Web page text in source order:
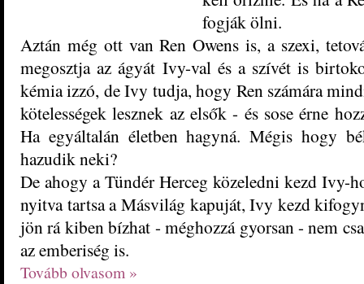
fogják ölni.
Aztán még ott van Ren Owens is, a szexi,
megosztja az ágyát Ivy-val és a szívét is
kémia izzó, de Ivy tudja, hogy Ren számára
kötelességek lesznek az elsők - és sose érne
Ha egyáltalán életben hagyná. Mégis hogy
hazudik neki?
De ahogy a Tündér Herceg közeledni kezd Ivy-
nyitva tartsa a Másvilág kapuját, Ivy kezd
jön rá kiben bízhat - méghozzá gyorsan - nem
az emberiség is.
Tovább olvasom »